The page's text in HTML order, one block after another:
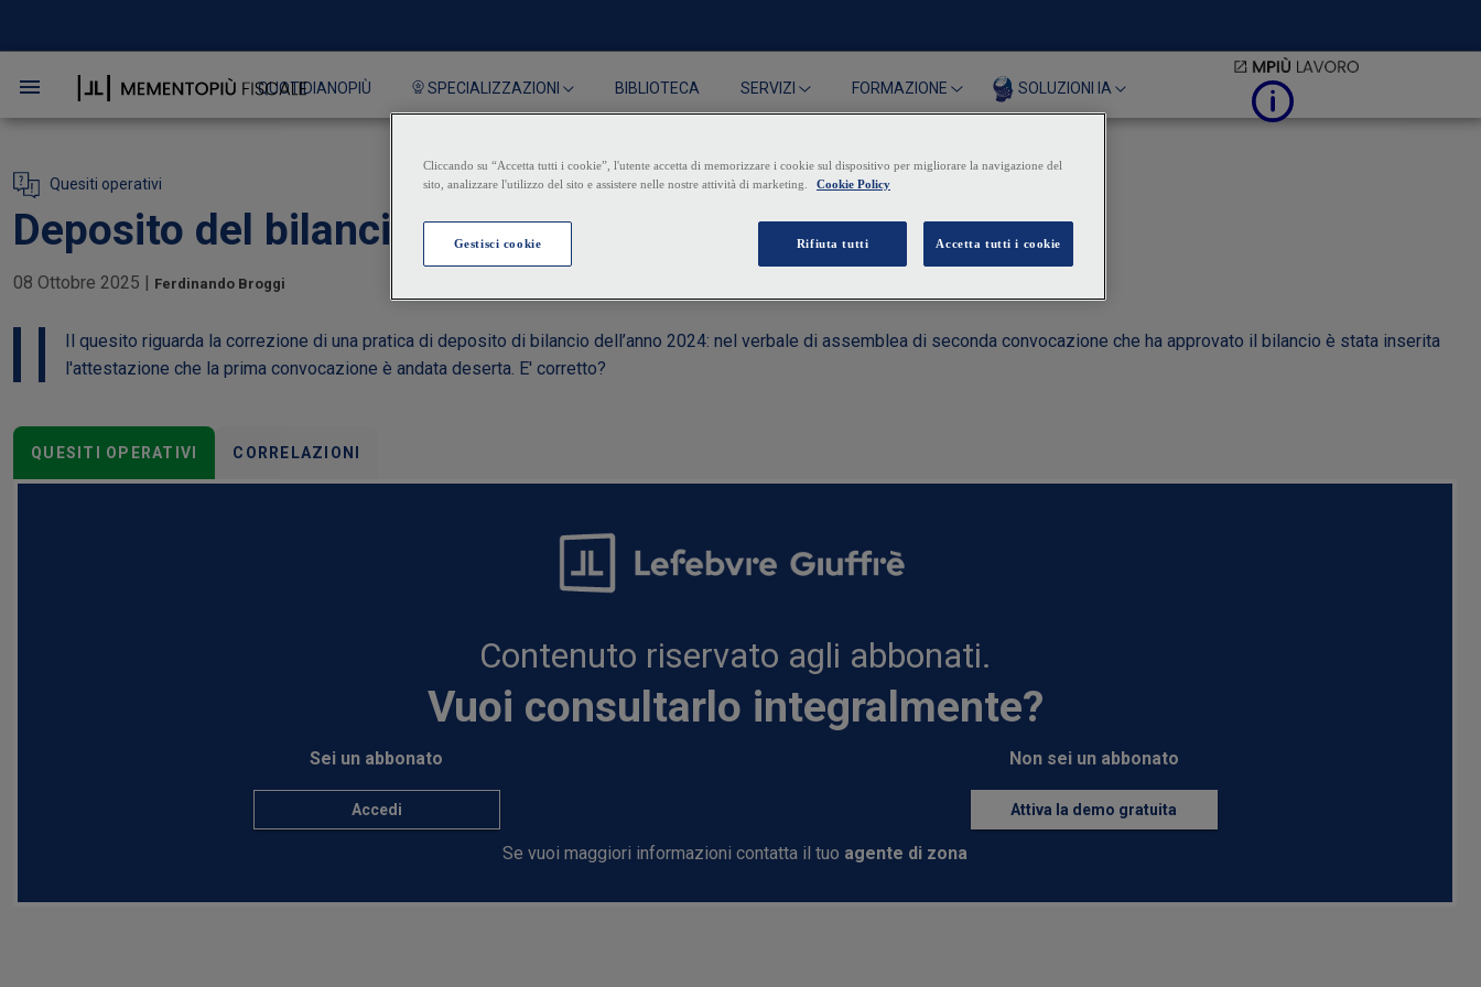
QUOTIDIANOPIÙ SPECIALIZZAZIONI BIBLIOTECA SERVIZI FORMAZIONE SOLUZIONI IA
Quesiti operativi
Deposito del bilancio e verbale di diserzione
08 Ottobre 2025 | Ferdinando Broggi
Il quesito riguarda la correzione di una pratica di deposito di bilancio dell’anno 2024: nel verbale di assemblea di seconda convocazione che ha approvato il bilancio è stata inserita
l'attestazione che la prima convocazione è andata deserta. E' corretto?
QUESITI OPERATIVI CORRELAZIONI
Contenuto riservato agli abbonati.
Vuoi consultarlo integralmente?
Sei un abbonato
Accedi
Non sei un abbonato
Attiva la demo gratuita
Se vuoi maggiori informazioni contatta il tuo agente di zona